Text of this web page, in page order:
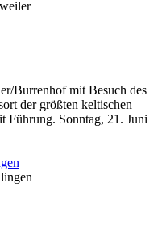
Burrenhof mit Besuch des
der größten keltischen
Führung. Sonntag, 21. Juni